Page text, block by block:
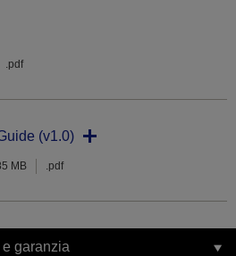
.pdf
(v1.0)
MB .pdf
garanzia